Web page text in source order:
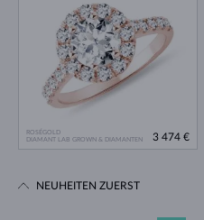
ROSÉGOLD
DIAMANT LAB GROWN & DIAMANTEN
3 474 €
NEUHEITEN ZUERST